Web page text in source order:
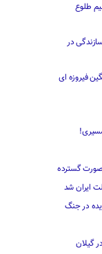
طلوع
در
درنگین فیروزه ای
صورت گسترده
ایران شد
در جنگ